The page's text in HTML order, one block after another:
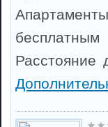
Расстояние